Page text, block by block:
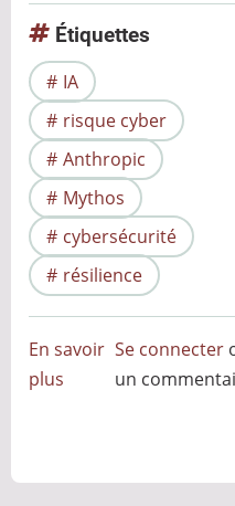
Étiquettes
IA
risque cyber
Anthropic
Mythos
cybersécurité
résilience
En savoir
plus
Se connecter
un